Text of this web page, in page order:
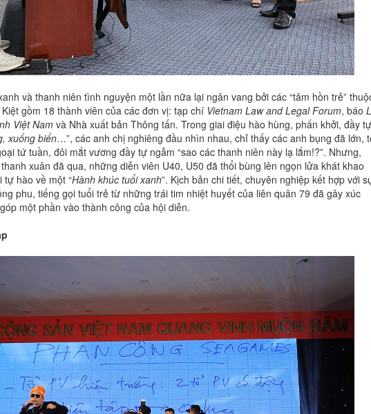
và thanh niên tình nguyện một lần nữa lại ngân vang bởi các “tâm hồn trẻ”
gồm 18 thành viên của các đơn vị: tạp chí Vietnam Law and Legal Forum, báo
Việt Namvà Nhà xuất bản Thông tấn. Trong giai điệu hào hùng, phấn khởi, đầy tự
xuống biển…”, các anh chị nghiêng đầu nhìn nhau, chỉ thấy các anh bụng đã lớn,
tứ tuần, đôi mắt vương đầy tự ngẫm “sao các thanh niên này lạ lắm!?”. Nhưng,
xuân đã qua, những diễn viên U40, U50 đã thổi bùng lên ngọn lửa khát khao
tự hào về một “Hành khúc tuổi xanh”. Kịch bản chi tiết, chuyên nghiệp kết hợp với
phu, tiếng gọi tuổi trẻ từ những trái tim nhiệt huyết của liên quân 79 đã gây xúc
một phần vào thành công của hội diễn.